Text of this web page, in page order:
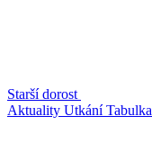
Starší dorost
Aktuality UtkáníTabulka